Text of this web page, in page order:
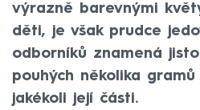
výrazně barevnými
děti, je však prudce
odborníků znamená
pouhých několika
jakékoli její části.